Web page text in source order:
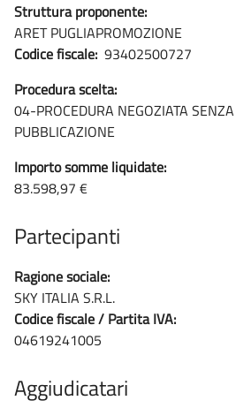
Struttura proponente:
ARET PUGLIAPROMOZIONE
Codice fiscale: 93402500727
Procedura scelta:
04-PROCEDURA NEGOZIATA
PUBBLICAZIONE
Importo somme liquidate:
83.598,97 €
Partecipanti
Ragione sociale:
SKY ITALIA S.R.L.
Codice fiscale / Partita IVA:
04619241005
Aggiudicatari